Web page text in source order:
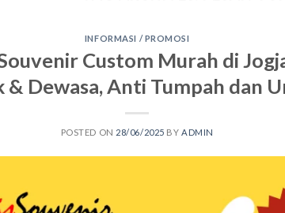
INFORMASI / PROMOSI
Custom Murah di
& Dewasa, Anti Tumpah dan
POSTED ON 28/06/2025 BYADMIN